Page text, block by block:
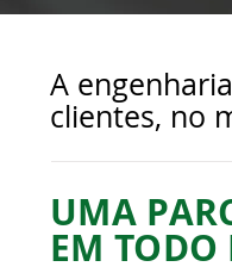
A
clientes, no
UMA
EM TODO